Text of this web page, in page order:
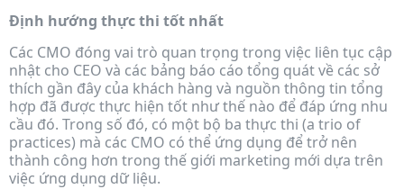
Định hướng thực thi tốt nhất
Các CMO đóng vai trò quan trọng trong việc liên tục cập
nhật cho CEO và các bảng báo cáo tổng quát về các sở
thích gần đây của khách hàng và nguồn thông tin tổng
hợp đã được thực hiện tốt như thế nào để đáp ứng nhu
cầu đó. Trong số đó, có một bộ ba thực thi (a trio of
practices) mà các CMO có thể ứng dụng để trở nên
thành công hơn trong thế giới marketing mới dựa trên
việc ứng dụng dữ liệu.